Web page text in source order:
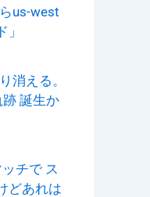
us-west
消える。
誕生か
チで ス
どあれは